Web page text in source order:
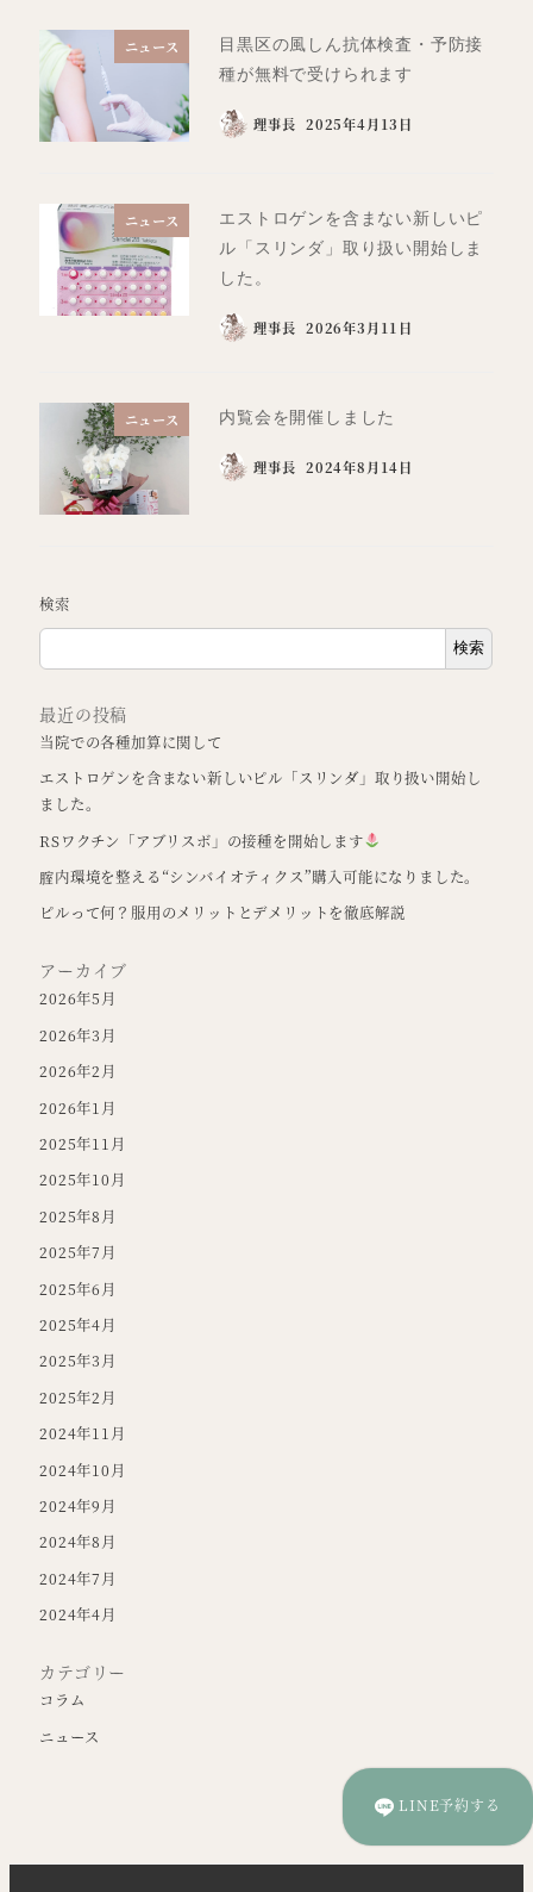
ニュース
目黒区の風しん抗体検査・予防接
種が無料で受けられます
理事長 2025年4月13日
ニュース
エストロゲンを含まない新しいピ
ル「スリンダ」取り扱い開始しま
した。
理事長 2026年3月11日
ニュース 内覧会を開催しました
理事長 2024年8月14日
検索
検索
最近の投稿
当院での各種加算に関して
エストロゲンを含まない新しいピル「スリンダ」取り扱い開始し
ました。
RSワクチン「アブリスボ」の接種を開始します
腟内環境を整える“シンバイオティクス”購入可能になりました。
ピルって何？服用のメリットとデメリットを徹底解説
アーカイブ
2026年5月
2026年3月
2026年2月
2026年1月
2025年11月
2025年10月
2025年8月
2025年7月
2025年6月
2025年4月
2025年3月
2025年2月
2024年11月
2024年10月
2024年9月
2024年8月
2024年7月
2024年4月
カテゴリー
コラム
ニュース
LINE予約する